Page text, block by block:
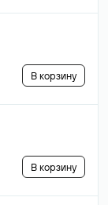
В корзину
В корзину